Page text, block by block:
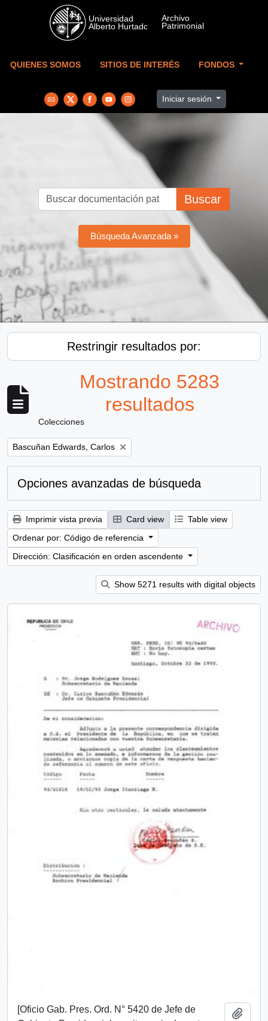
Skip to main content
QUIENES SOMOS SITIOS DE INTERÉS FONDOS
Iniciar sesión
Buscar
Búsqueda Avanzada »
Restringir resultados por:
Mostrando 5283
resultados
Colecciones
Remove filter:
Bascuñan Edwards, Carlos
Opciones avanzadas de búsqueda
Imprimir vista previa Card view
Table view
Ordenar por: Código de referencia
Dirección: Clasificación en orden ascendente
Show 5271 results with digital objects
[Oficio Gab. Pres. Ord. N° 5420 de Jefe de